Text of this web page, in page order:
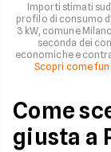
Importi stimati
profilo di consumo di
3 kW, comune
seconda dei
economiche e
Scopri come
Come
giusta a